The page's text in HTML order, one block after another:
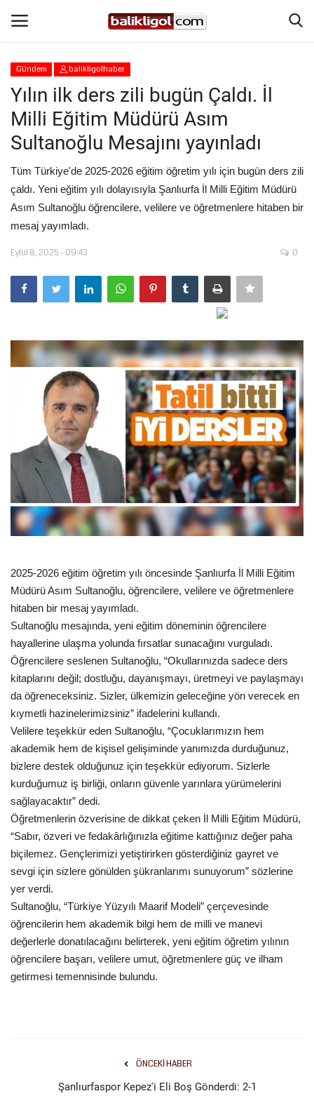
Giriş Yap
Anasayfa
Magazin
Şanlıurfa
Spor
Gündem
Tekno Bilim
Ekonomi
Siyaset
Galeriler
Yaşam
Sağlık
İletişim
Kültür Sanat
Gündem balikligolhaber
Yılın ilk ders zili bugün Çaldı. İl
Milli Eğitim Müdürü Asım
Sultanoğlu Mesajını yayınladı
Tüm Türkiye'de 2025-2026 eğitim öğretim yılı için bugün ders zili
çaldı. Yeni eğitim yılı dolayısıyla Şanlıurfa İl Milli Eğitim Müdürü
Asım Sultanoğlu öğrencilere, velilere ve öğretmenlere hitaben bir
mesaj yayımladı.
Eylül 8, 2025 - 09:43 0
2025-2026 eğitim öğretim yılı öncesinde Şanlıurfa İl Milli Eğitim
Müdürü Asım Sultanoğlu, öğrencilere, velilere ve öğretmenlere
hitaben bir mesaj yayımladı.
Sultanoğlu mesajında, yeni eğitim döneminin öğrencilere
hayallerine ulaşma yolunda fırsatlar sunacağını vurguladı.
Öğrencilere seslenen Sultanoğlu, “Okullarınızda sadece ders
kitaplarını değil; dostluğu, dayanışmayı, üretmeyi ve paylaşmayı
da öğreneceksiniz. Sizler, ülkemizin geleceğine yön verecek en
kıymetli hazinelerimizsiniz” ifadelerini kullandı.
Velilere teşekkür eden Sultanoğlu, “Çocuklarımızın hem
akademik hem de kişisel gelişiminde yanımızda durduğunuz,
bizlere destek olduğunuz için teşekkür ediyorum. Sizlerle
kurduğumuz iş birliği, onların güvenle yarınlara yürümelerini
sağlayacaktır” dedi.
Öğretmenlerin özverisine de dikkat çeken İl Milli Eğitim Müdürü,
“Sabır, özveri ve fedakârlığınızla eğitime kattığınız değer paha
biçilemez. Gençlerimizi yetiştirirken gösterdiğiniz gayret ve
sevgi için sizlere gönülden şükranlarımı sunuyorum” sözlerine
yer verdi.
Sultanoğlu, “Türkiye Yüzyılı Maarif Modeli” çerçevesinde
öğrencilerin hem akademik bilgi hem de milli ve manevi
değerlerle donatılacağını belirterek, yeni eğitim öğretim yılının
öğrencilere başarı, velilere umut, öğretmenlere güç ve ilham
getirmesi temennisinde bulundu.
ÖNCEKI HABER
Şanlıurfaspor Kepez'i Eli Boş Gönderdi: 2-1